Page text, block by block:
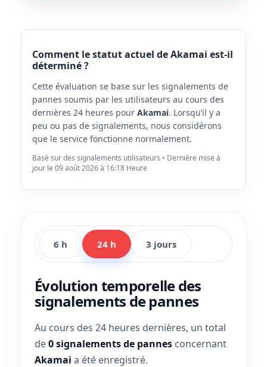
Comment le statut actuel de Akamai est-il
déterminé ?
Cette évaluation se base sur les signalements de
pannes soumis par les utilisateurs au cours des
dernières 24 heures pour Akamai. Lorsqu’il y a
peu ou pas de signalements, nous considérons
que le service fonctionne normalement.
Basé sur des signalements utilisateurs • Dernière mise à
jour le 09 août 2026 à 16:18 Heure
6 h 24 h 3 jours
Évolution temporelle des
signalements de pannes
Au cours des 24 heures dernières, un total
de0 signalements de pannes concernant
Akamai a été enregistré.